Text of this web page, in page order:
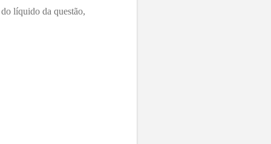
líquido da questão,